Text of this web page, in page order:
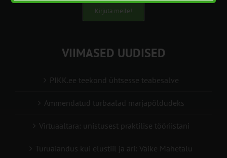
Kirjuta meile!
VIIMASED UUDISED
PIKK.ee teekond ühtsesse teabesalve
Ammendatud turbaalad marjapõldudeks
Virtuaaltara: unistusest praktilise tööriistani
Turuaiandus kui elustiil ja äri: Väike Mahetalu